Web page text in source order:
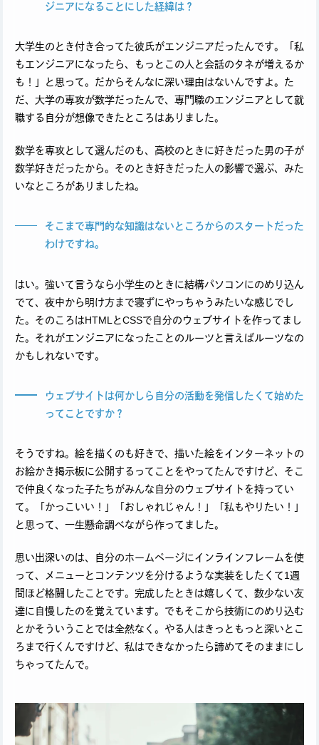
ジニアになることにした経緯は？
大学生のとき付き合ってた彼氏がエンジニアだったんです。「私
もエンジニアになったら、もっとこの人と会話のタネが増えるか
も！」と思って。だからそんなに深い理由はないんですよ。た
だ、大学の専攻が数学だったんで、専門職のエンジニアとして就
職する自分が想像できたところはありました。
数学を専攻として選んだのも、高校のときに好きだった男の子が
数学好きだったから。そのとき好きだった人の影響で選ぶ、みた
いなところがありましたね。
そこまで専門的な知識はないところからのスタートだった
わけですね。
はい。強いて言うなら小学生のときに結構パソコンにのめり込ん
でて、夜中から明け方まで寝ずにやっちゃうみたいな感じでし
た。そのころはHTMLとCSSで自分のウェブサイトを作ってまし
た。それがエンジニアになったことのルーツと言えばルーツなの
かもしれないです。
ウェブサイトは何かしら自分の活動を発信したくて始めた
ってことですか？
そうですね。絵を描くのも好きで、描いた絵をインターネットの
お絵かき掲示板に公開するってことをやってたんですけど、そこ
で仲良くなった子たちがみんな自分のウェブサイトを持ってい
て。「かっこいい！」「おしゃれじゃん！」「私もやりたい！」
と思って、一生懸命調べながら作ってました。
思い出深いのは、自分のホームページにインラインフレームを使
って、メニューとコンテンツを分けるような実装をしたくて1週
間ほど格闘したことです。完成したときは嬉しくて、数少ない友
達に自慢したのを覚えています。でもそこから技術にのめり込む
とかそういうことでは全然なく。やる人はきっともっと深いとこ
ろまで行くんですけど、私はできなかったら諦めてそのままにし
ちゃってたんで。